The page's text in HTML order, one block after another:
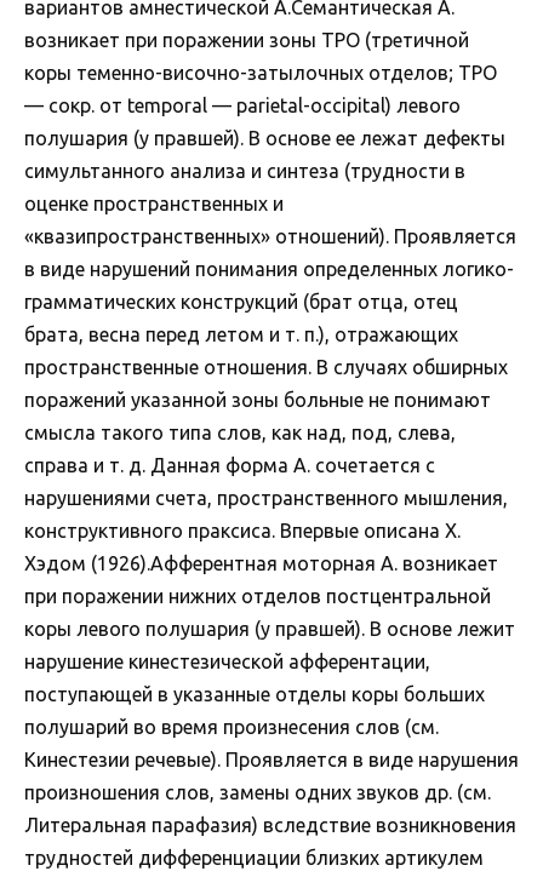
вариантов амнестической А.Семантическая А.
возникает при поражении зоны ТРО (третичной
коры теменно-височно-затылочных отделов; ТРО
— сокр. от temporal — parietal-occipital) левого
полушария (у правшей). В основе ее лежат дефекты
симультанного анализа и синтеза (трудности в
оценке пространственных и
«квазипространственных» отношений). Проявляется
в виде нарушений понимания определенных логико-
грамматических конструкций (брат отца, отец
брата, весна перед летом и т. п.), отражающих
пространственные отношения. В случаях обширных
поражений указанной зоны больные не понимают
смысла такого типа слов, как над, под, слева,
справа и т. д. Данная форма А. сочетается с
нарушениями счета, пространственного мышления,
конструктивного праксиса. Впервые описана Х.
Хэдом (1926).Афферентная моторная А. возникает
при поражении нижних отделов постцентральной
коры левого полушария (у правшей). В основе лежит
нарушение кинестезической афферентации,
поступающей в указанные отделы коры больших
полушарий во время произнесения слов (см.
Кинестезии речевые). Проявляется в виде нарушения
произношения слов, замены одних звуков др. (см.
Литеральная парафазия) вследствие возникновения
трудностей дифференциации близких артикулем